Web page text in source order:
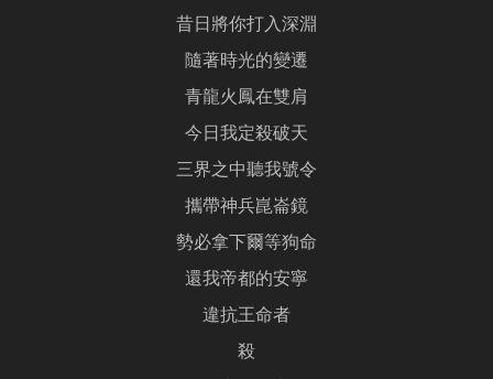
昔日將你打入深淵
隨著時光的變遷
青龍火鳳在雙肩
今日我定殺破天
三界之中聽我號令
攜帶神兵崑崙鏡
勢必拿下爾等狗命
還我帝都的安寧
違抗王命者
殺